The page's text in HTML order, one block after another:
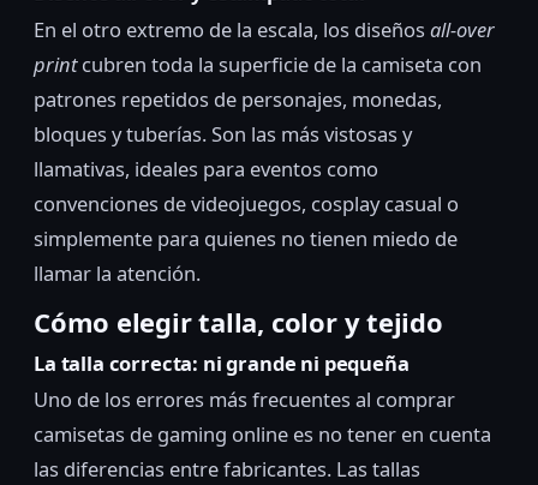
En el otro extremo de la escala, los diseños all-over
printcubren toda la superficie de la camiseta con
patrones repetidos de personajes, monedas,
bloques y tuberías. Son las más vistosas y
llamativas, ideales para eventos como
convenciones de videojuegos, cosplay casual o
simplemente para quienes no tienen miedo de
llamar la atención.
Cómo elegir talla, color y tejido
La talla correcta: ni grande ni pequeña
Uno de los errores más frecuentes al comprar
camisetas de gaming online es no tener en cuenta
las diferencias entre fabricantes. Las tallas